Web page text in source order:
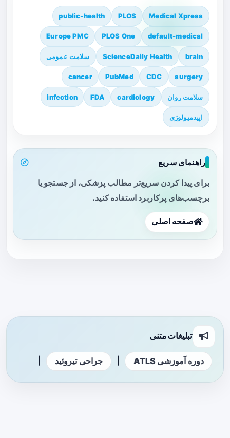
Medical Xpress
PLOS
public-health
default-medical
PLOS One
Europe PMC
brain
ScienceDaily Health سلامت عمومی
surgery
CDC
PubMed
cancer
سلامت روان cardiology
FDA
infection
اپیدمیولوژی
راهنمای سریع
برای پیدا کردن سریع‌تر مطالب پزشکی، از جستجو یا
برچسب‌های پرکاربرد استفاده کنید.
صفحه اصلی
تبلیغات متنی
دوره آموزشی ATLS جراحی تیروئید